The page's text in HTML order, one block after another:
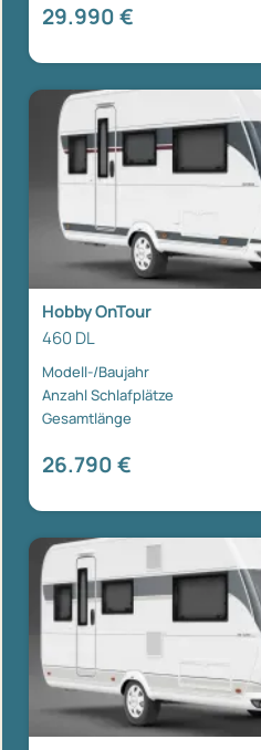
29.990 €
Hobby OnTour
460 DL
Modell-/Baujahr
Anzahl Schlafplätze
Gesamtlänge
26.790 €